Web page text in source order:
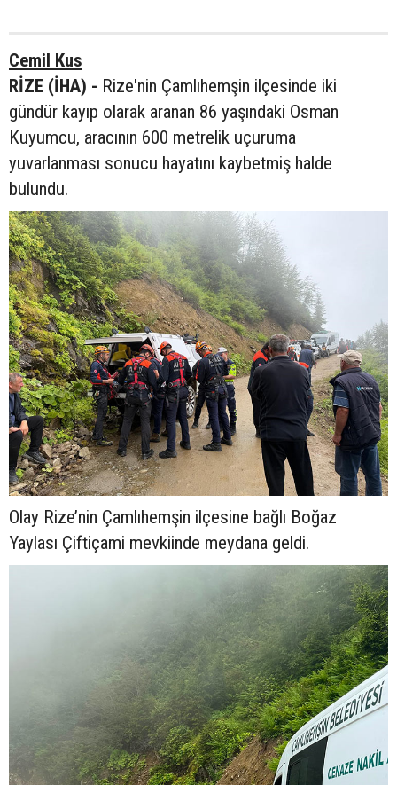
Cemil Kus
RİZE (İHA) - Rize'nin Çamlıhemşin ilçesinde iki
gündür kayıp olarak aranan 86 yaşındaki Osman
Kuyumcu, aracının 600 metrelik uçuruma
yuvarlanması sonucu hayatını kaybetmiş halde
bulundu.
Olay Rize’nin Çamlıhemşin ilçesine bağlı Boğaz
Yaylası Çiftiçami mevkiinde meydana geldi.